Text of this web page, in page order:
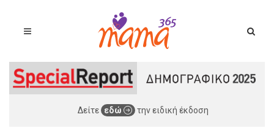
Δείτε εδώ την ειδική έκδοση